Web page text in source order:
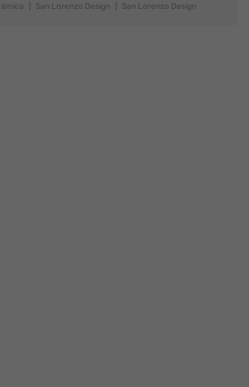
San Lorenzo Design San Lorenzo Design